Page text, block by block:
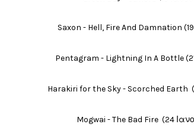
Saxon - Hell, Fire And Damnation
Pentagram - Lightning In A Bottle
Harakiri for the Sky - Scorched Earth
Mogwai - The Bad Fire (24